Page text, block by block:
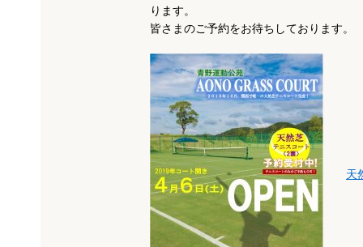
ります。
皆さまのご予約をお待ちしております。
天